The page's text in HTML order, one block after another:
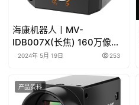
海康机器人丨MV-
IDB007X(长焦) 160万像素
极小型智能读码器产品彩页/
2024年 5月 19日 253
产品资料